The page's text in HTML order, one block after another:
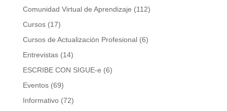
Comunidad Virtual de Aprendizaje (112)
Cursos(17)
Cursos de Actualización Profesional(6)
Entrevistas(14)
ESCRIBE CON SIGUE-e (6)
Eventos(69)
Informativo(72)